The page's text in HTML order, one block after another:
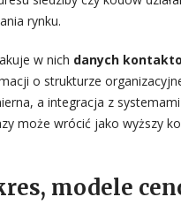
rynku.
w nich danych
o strukturze
a integracja z systemami
może wrócić jako wyższy
modele